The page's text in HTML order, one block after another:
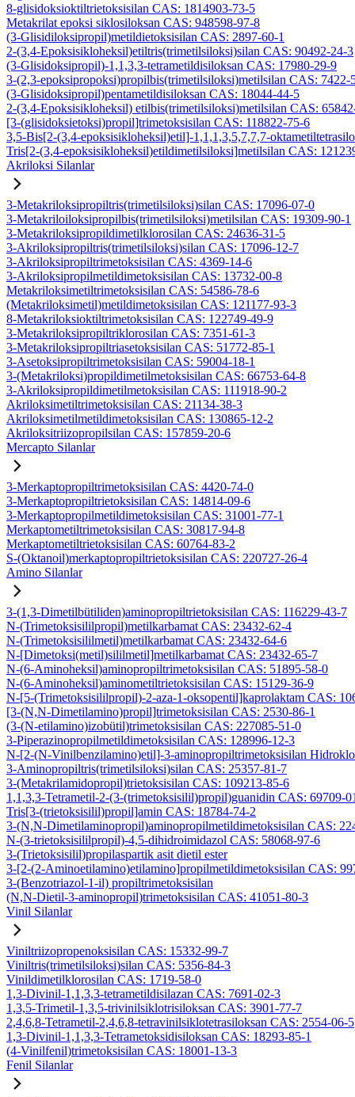
8-glisidoksioktiltrietoksisilan CAS: 1814903-73-5
Metakrilat epoksi siklosiloksan CAS: 948598-97-8
(3-Glisidiloksipropil)metildietoksisilan CAS: 2897-60-1
2-(3,4-Epoksisikloheksil)etiltris(trimetilsiloksi)silan CAS: 90492-24-3
(3-Glisidoksipropil)-1,1,3,3-tetrametildisiloksan CAS: 17980-29-9
3-(2,3-epoksipropoksi)propilbis(trimetilsiloksi)metilsilan CAS: 7422-
(3-Glisidoksipropil)pentametildisiloksan CAS: 18044-44-5
2-(3,4-Epoksisikloheksil) etilbis(trimetilsiloksi)metilsilan CAS:
[3-(glisidoksietoksi)propil]trimetoksisilan CAS: 118822-75-6
3,5-Bis[2-(3,4-epoksisikloheksil)etil]-1,1,1,3,5,7,7,7-
Tris[2-(3,4-epoksisikloheksil)etildimetilsiloksi]metilsilan CAS:
Akriloksi Silanlar
3-Metakriloksipropiltris(trimetilsiloksi)silan CAS: 17096-07-0
3-Metakriloiloksipropilbis(trimetilsiloksi)metilsilan CAS: 19309-90-1
3-Metakriloksipropildimetilklorosilan CAS: 24636-31-5
3-Akriloksipropiltris(trimetilsiloksi)silan CAS: 17096-12-7
3-Akriloksipropiltrimetoksisilan CAS: 4369-14-6
3-Akriloksipropilmetildimetoksisilan CAS: 13732-00-8
Metakriloksimetiltrimetoksisilan CAS: 54586-78-6
(Metakriloksimetil)metildimetoksisilan CAS: 121177-93-3
8-Metakriloksioktiltrimetoksisilan CAS: 122749-49-9
3-Metakriloksipropiltriklorosilan CAS: 7351-61-3
3-Metakriloksipropiltriasetoksisilan CAS: 51772-85-1
3-Asetoksipropiltrimetoksisilan CAS: 59004-18-1
3-(Metakriloksi)propildimetilmetoksisilan CAS: 66753-64-8
3-Akriloksipropildimetilmetoksisilan CAS: 111918-90-2
Akriloksimetiltrimetoksisilan CAS: 21134-38-3
Akriloksimetilmetildimetoksisilan CAS: 130865-12-2
Akriloksitriizopropilsilan CAS: 157859-20-6
Mercapto Silanlar
3-Merkaptopropiltrimetoksisilan CAS: 4420-74-0
3-Merkaptopropiltrietoksisilan CAS: 14814-09-6
3-Merkaptopropilmetildimetoksisilan CAS: 31001-77-1
Merkaptometiltrimetoksisilan CAS: 30817-94-8
Merkaptometiltrietoksisilan CAS: 60764-83-2
S-(Oktanoil)merkaptopropiltrietoksisilan CAS: 220727-26-4
Amino Silanlar
3-(1,3-Dimetilbütiliden)aminopropiltrietoksisilan CAS: 116229-43-7
N-(Trimetoksisililpropil)metilkarbamat CAS: 23432-62-4
N-(Trimetoksisililmetil)metilkarbamat CAS: 23432-64-6
N-[Dimetoksi(metil)sililmetil]metilkarbamat CAS: 23432-65-7
N-(6-Aminoheksil)aminopropiltrimetoksisilan CAS: 51895-58-0
N-(6-Aminoheksil)aminometiltrietoksisilan CAS: 15129-36-9
N-[5-(Trimetoksisililpropil)-2-aza-1-oksopentil]kaprolaktam CAS:
[3-(N,N-Dimetilamino)propil]trimetoksisilan CAS: 2530-86-1
(3-(N-etilamino)izobütil)trimetoksisilan CAS: 227085-51-0
3-Piperazinopropilmetildimetoksisilan CAS: 128996-12-3
N-[2-(N-Vinilbenzilamino)etil]-3-aminopropiltrimetoksisilan
3-Aminopropiltris(trimetilsiloksi)silan CAS: 25357-81-7
3-(Metakrilamidopropil)trietoksisilan CAS: 109213-85-6
1,1,3,3-Tetrametil-2-(3-(trimetoksisilil)propil)guanidin CAS: 69709-
Tris[3-(trietoksisilil)propil]amin CAS: 18784-74-2
3-(N,N-Dimetilaminopropil)aminopropilmetildimetoksisilan CAS:
N-(3-trietoksisililpropil)-4,5-dihidroimidazol CAS: 58068-97-6
3-(Trietoksisilil)propilaspartik asit dietil ester
3-[2-(2-Aminoetilamino)etilamino]propilmetildimetoksisilan CAS:
3-(Benzotriazol-1-il) propiltrimetoksisilan
(N,N-Dietil-3-aminopropil)trimetoksisilan CAS: 41051-80-3
Vinil Silanlar
Viniltriizopropenoksisilan CAS: 15332-99-7
Viniltris(trimetilsiloksi)silan CAS: 5356-84-3
Vinildimetilklorosilan CAS: 1719-58-0
1,3-Divinil-1,1,3,3-tetrametildisilazan CAS: 7691-02-3
1,3,5-Trimetil-1,3,5-trivinilsiklotrisiloksan CAS: 3901-77-7
2,4,6,8-Tetrametil-2,4,6,8-tetravinilsiklotetrasiloksan CAS: 2554-06-5
1,3-Divinil-1,1,3,3-Tetrametoksidisiloksan CAS: 18293-85-1
(4-Vinilfenil)trimetoksisilan CAS: 18001-13-3
Fenil Silanlar